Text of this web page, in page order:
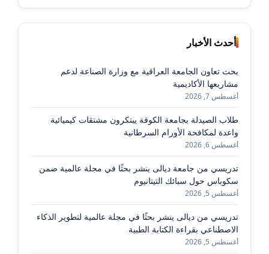
أحدث الأخبار
بحث تعاون الجامعة العراقية مع وزارة الصناعة لدعم
مشاريعها الأكاديمية
أغسطس 7, 2026
طلاب الصيدلة بجامعة الكوفة يبتكرون مشتقات كيميائية
واعدة لمكافحة الأورام السرطانية
أغسطس 6, 2026
تدريسي من جامعة ديالى ينشر بحثًا في مجلة عالمية ضمن
سكوباس حول سبائك التيتانيوم
أغسطس 5, 2026
تدريسي من ديالى ينشر بحثًا في مجلة عالمية لتطوير الذكاء
الاصطناعي بقراءة الكتابة الطبية
أغسطس 5, 2026